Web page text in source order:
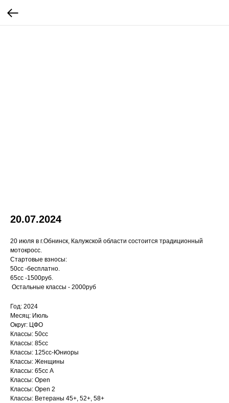
20.07.2024
20 июля в г.Обнинск, Калужской области состоится традиционный
мотокросс.
Стартовые взносы:
50сс -бесплатно.
65сс -1500руб.
Остальные классы - 2000руб
Год: 2024
Месяц: Июль
Округ: ЦФО
Классы: 50сс
Классы: 85сс
Классы: 125сс-Юниоры
Классы: Женщины
Классы: 65сс A
Классы: Open
Классы: Open 2
Классы: Ветераны 45+, 52+, 58+